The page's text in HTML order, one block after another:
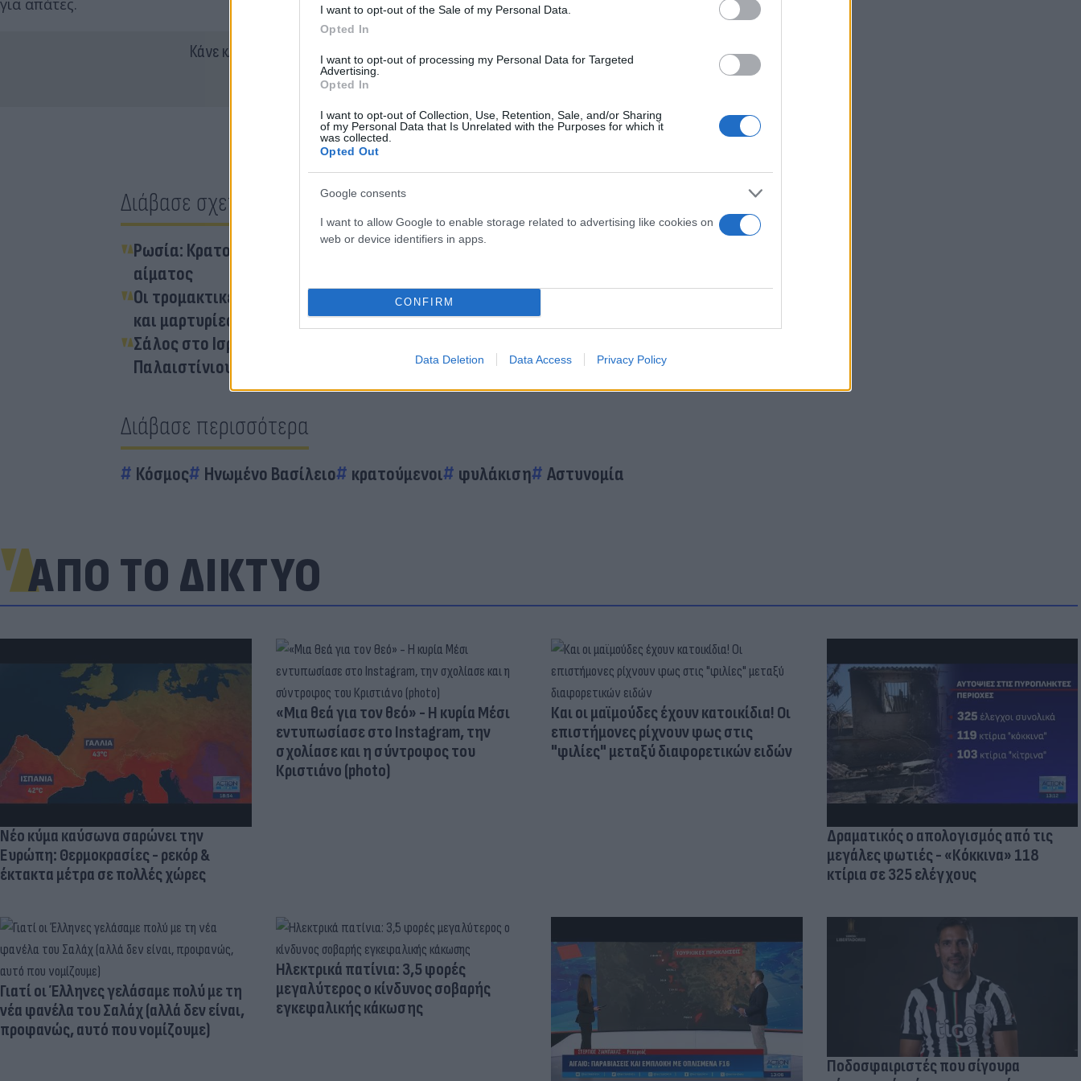
I want to opt-out of the Sale of my Personal Data.
Opted In
I want to opt-out of processing my Personal Data for Targeted
Advertising.
Opted In
I want to opt-out of Collection, Use, Retention, Sale, and/or Sharing
of my Personal Data that Is Unrelated with the Purposes for which it
was collected.
Opted Out
Google consents
I want to allow Google to enable storage related to advertising like cookies on
web or device identifiers in apps.
CONFIRM
Data Deletion Data Access Privacy Policy
για απάτες.
Κάνε κλικ και δες περισσότερο Flash.gr στην αναζήτηση της Google
Διάβασε σχετικά
Ρωσία: Κρατούμενοι σε φυλακή κράτησαν ομήρους δεσμοφύλακες – Κατέληξαν σε λίμνη
αίματος
Οι τρομακτικές φυλακές La Santé θα «υποδεχτούν» τον Σαρκοζί - Διάσημοι κρατούμενοι
και μαρτυρίες
Σάλος στο Ισραήλ: «Κυνηγητό» για όσους αποκάλυψαν τη σεξουαλική κακοποίηση
Παλαιστίνιου κρατουμένου
Διάβασε περισσότερα
Κόσμος Ηνωμένο Βασίλειο κρατούμενοι φυλάκιση Αστυνομία
ΑΠΟ ΤΟ ΔΙΚΤΥΟ
Νέο κύμα καύσωνα σαρώνει την
Ευρώπη: Θερμοκρασίες - ρεκόρ &
έκτακτα μέτρα σε πολλές χώρες
«Μια θεά για τον θεό» - Η κυρία Μέσι
εντυπωσίασε στο Instagram, την
σχολίασε και η σύντροφος του
Κριστιάνο (photo)
Και οι μαϊμούδες έχουν κατοικίδια! Οι
επιστήμονες ρίχνουν φως στις
"φιλίες" μεταξύ διαφορετικών ειδών
Δραματικός ο απολογισμός από τις
μεγάλες φωτιές - «Κόκκινα» 118
κτίρια σε 325 ελέγχους
Γιατί οι Έλληνες γελάσαμε πολύ με τη
νέα φανέλα του Σαλάχ (αλλά δεν είναι,
προφανώς, αυτό που νομίζουμε)
Ηλεκτρικά πατίνια: 3,5 φορές
μεγαλύτερος ο κίνδυνος σοβαρής
εγκεφαλικής κάκωσης
Ποδοσφαιριστές που σίγουρα